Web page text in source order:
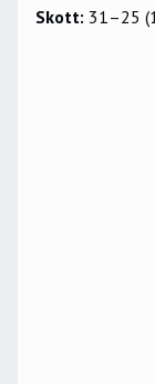
Skott: 31–25